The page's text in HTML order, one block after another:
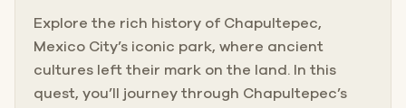
Explore the rich history of Chapultepec,
Mexico City’s iconic park, where ancient
cultures left their mark on the land. In this
quest, you’ll journey through Chapultepec’s